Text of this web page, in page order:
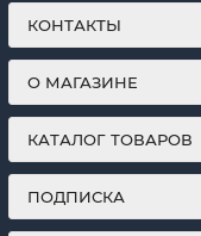
КОНТАКТЫ
О МАГАЗИНЕ
КАТАЛОГ ТОВАРОВ
ПОДПИСКА